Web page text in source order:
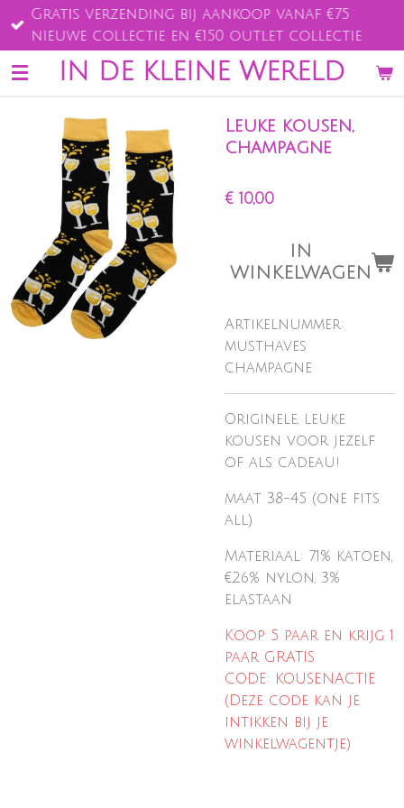
Ga
direct
naar
de
IN DE KLEINE WERELD
Gratis verzending bij aankoop vanaf €75
nieuwe collectie en €150 outlet collectie
Leuke kousen,
champagne
€ 10,00
IN
WINKELWAGEN
Artikelnummer:
musthaves
champagne
Originele, leuke
kousen voor jezelf
of als cadeau!
maat 38-45 (one fits
all)
Materiaal: 71% katoen,
€26% nylon, 3%
elastaan
Koop 5 paar en krijg 1
paar GRATIS
CODE: KOUSENACTIE
(Deze code kan je
intikken bij je
winkelwagentje)